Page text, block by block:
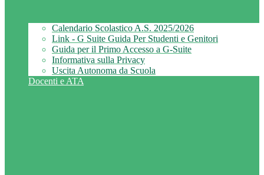
Calendario Scolastico A.S. 2025/2026
Link - G Suite Guida Per Studenti e Genitori
Guida per il Primo Accesso a G-Suite
Informativa sulla Privacy
Uscita Autonoma da Scuola
Docenti e ATA